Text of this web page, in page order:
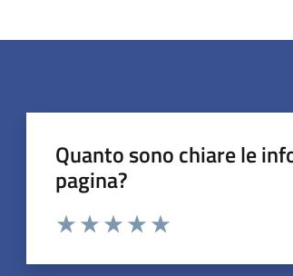
Quanto sono chiare le
pagina?
Valuta da 1 a 5 stelle la pagina